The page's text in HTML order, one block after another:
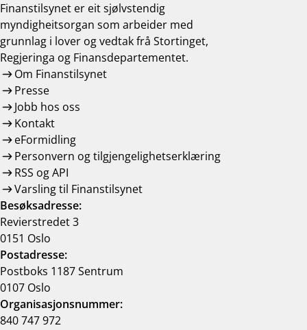
Finanstilsynet er eit sjølvstendig
myndigheitsorgan som arbeider med
grunnlag i lover og vedtak frå Stortinget,
Regjeringa og Finansdepartementet.
Om Finanstilsynet
Presse
Jobb hos oss
Kontakt
eFormidling
Personvern og tilgjengelighetserklæring
RSS og API
Varsling til Finanstilsynet
Besøksadresse:
Revierstredet 3
0151 Oslo
Postadresse:
Postboks 1187 Sentrum
0107 Oslo
Organisasjonsnummer:
840 747 972